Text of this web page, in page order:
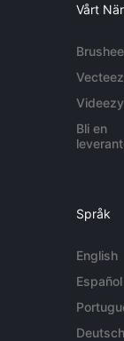
Vårt
Videezy
Bli en
Språk
English
Español
Deutsch